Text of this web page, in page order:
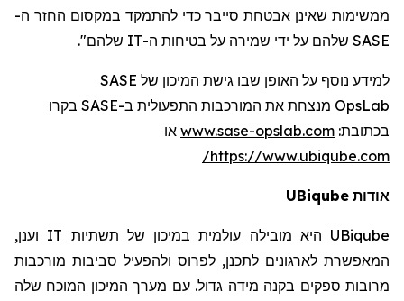
ממשימות שאינן אבטחת סייבר כדי להתמקד במקסום החזר ה-
SASE שלהם על ידי שמירה על בטיחות ה-IT שלהם".
למידע נוסף על האופן שבו גישת המיכון של SASE
OpsLab מנצחת את המורכבות התפעולית ב-SASE בקרו
בכתובת:
www.sase-opslab.com או
https://www.ubiqube.com/
אודות UBiqube
UBiqube היא מובילה עולמית במיכון של תשתיות IT וענן,
המאפשרת לארגונים לתכנן, לפרוס ולהפעיל סביבות מורכבות
מרובות ספקים בקנה מידה גדול. עם מערך המיכון המוכח שלה